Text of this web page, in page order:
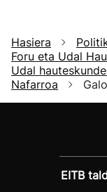
Hasiera
Foru eta Udal
Udal
Nafarroa
EITB